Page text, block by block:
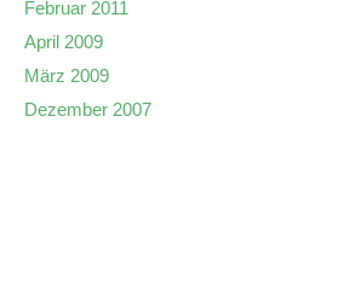
Februar 2011
April 2009
März 2009
Dezember 2007